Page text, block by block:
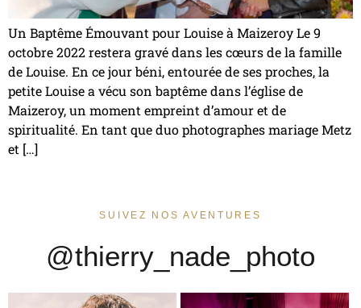
Un Baptême Émouvant pour Louise à Maizeroy Le 9
octobre 2022 restera gravé dans les cœurs de la famille
de Louise. En ce jour béni, entourée de ses proches, la
petite Louise a vécu son baptême dans l’église de
Maizeroy, un moment empreint d’amour et de
spiritualité. En tant que duo photographes mariage Metz
et […]
SUIVEZ NOS AVENTURES
@thierry_nade_photo